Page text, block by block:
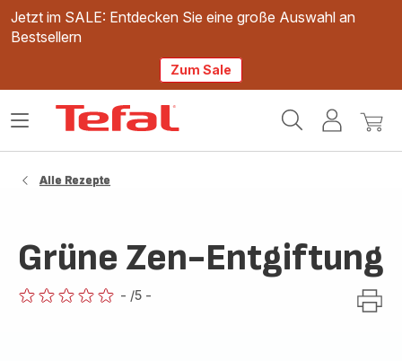
Jetzt im SALE: Entdecken Sie eine große Auswahl an
Bestsellern
Zum Sale
Mein
Mein
Das
Alle Rezepte
Grüne Zen-Entgiftung
- /5 -